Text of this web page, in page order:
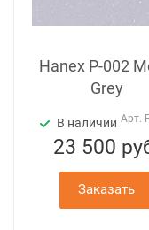
Hanex P-002
Grey
В наличии Арт.
23 500
Заказать